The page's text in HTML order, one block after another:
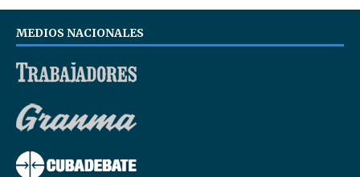
MEDIOS NACIONALES